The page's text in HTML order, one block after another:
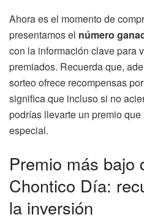
Ahora es el momento de
presentamos el número
con la información clave para
premiados. Recuerda que,
sorteo ofrece recompensas
significa que incluso si no
podrías llevarte un premio
especial.
Premio más bajo
Chontico Día:
la inversión